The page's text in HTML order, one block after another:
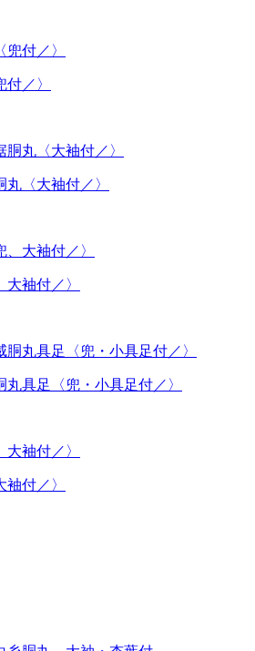
／〉
〈大袖付／〉
袖付／〉
具足〈兜・小具足付／〉
付／〉